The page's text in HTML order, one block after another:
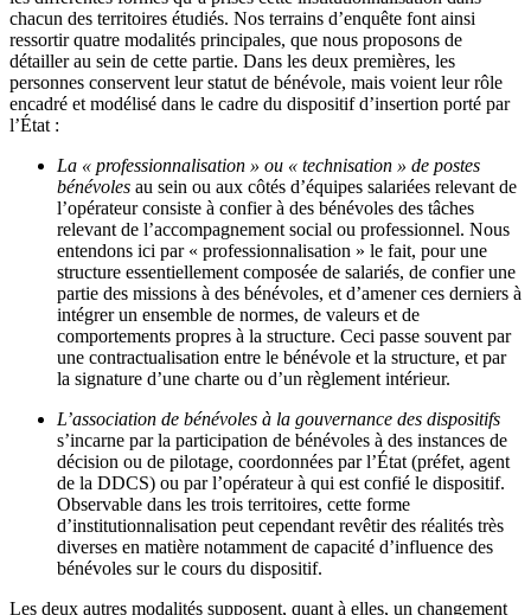
chacun des territoires étudiés. Nos terrains d’enquête font ainsi
ressortir quatre modalités principales, que nous proposons de
détailler au sein de cette partie. Dans les deux premières, les
personnes conservent leur statut de bénévole, mais voient leur rôle
encadré et modélisé dans le cadre du dispositif d’insertion porté par
l’État :
La « professionnalisation » ou « technisation » de postes
bénévoles au sein ou aux côtés d’équipes salariées relevant de
l’opérateur consiste à confier à des bénévoles des tâches
relevant de l’accompagnement social ou professionnel. Nous
entendons ici par « professionnalisation » le fait, pour une
structure essentiellement composée de salariés, de confier une
partie des missions à des bénévoles, et d’amener ces derniers à
intégrer un ensemble de normes, de valeurs et de
comportements propres à la structure. Ceci passe souvent par
une contractualisation entre le bénévole et la structure, et par
la signature d’une charte ou d’un règlement intérieur.
L’association de bénévoles à la gouvernance des dispositifs
s’incarne par la participation de bénévoles à des instances de
décision ou de pilotage, coordonnées par l’État (préfet, agent
de la DDCS) ou par l’opérateur à qui est confié le dispositif.
Observable dans les trois territoires, cette forme
d’institutionnalisation peut cependant revêtir des réalités très
diverses en matière notamment de capacité d’influence des
bénévoles sur le cours du dispositif.
Les deux autres modalités supposent, quant à elles, un changement